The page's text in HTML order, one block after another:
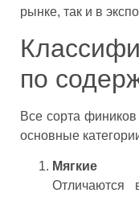
рынке, так и в
по
Все сорта
основные
Мягкие
Отличаются